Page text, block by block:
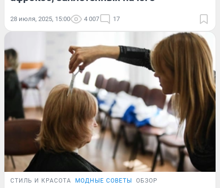
28 июля, 2025, 15:00 4 007 17
СТИЛЬ И КРАСОТА МОДНЫЕ СОВЕТЫ ОБЗОР